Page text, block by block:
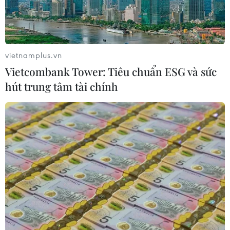
Nga thoái vốn nhà nước khỏi Sân bay
Quốc tế Sheremetyevo
07/08/2026 00:22
Nga thông báo tấn công căn
cứ ngầm của Ukraine
06/08/2026 16:21
Tây Ban Nha: 100 người thiệt mạng
trong vụ vượt biển ồ ạt vào Ceuta
06/08/2026 16:03
vietnamplus.vn
Vietcombank Tower: Tiêu chuẩn ESG và sức
hút trung tâm tài chính